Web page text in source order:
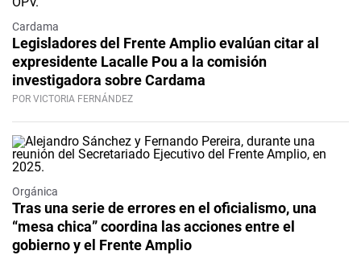
Cardama
Legisladores del Frente Amplio evalúan citar al
expresidente Lacalle Pou a la comisión
investigadora sobre Cardama
POR VICTORIA FERNÁNDEZ
Orgánica
Tras una serie de errores en el oficialismo, una
“mesa chica” coordina las acciones entre el
gobierno y el Frente Amplio